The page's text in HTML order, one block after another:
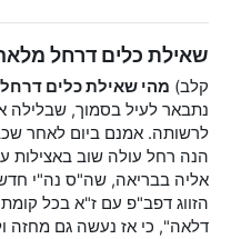
שאילת כלים דרחל
קלב) מהי שאילת כלים
נתבאר לעיל בסמוך,
לרשותה. אמנם ביום לאחר
הנה רחל עולה שוב באצילות
אליה בבריאה, שה"ס נה"י
הזווג דפב"פ עם ז"א בכל
דלאה", כי אז נעשה גם מחזה